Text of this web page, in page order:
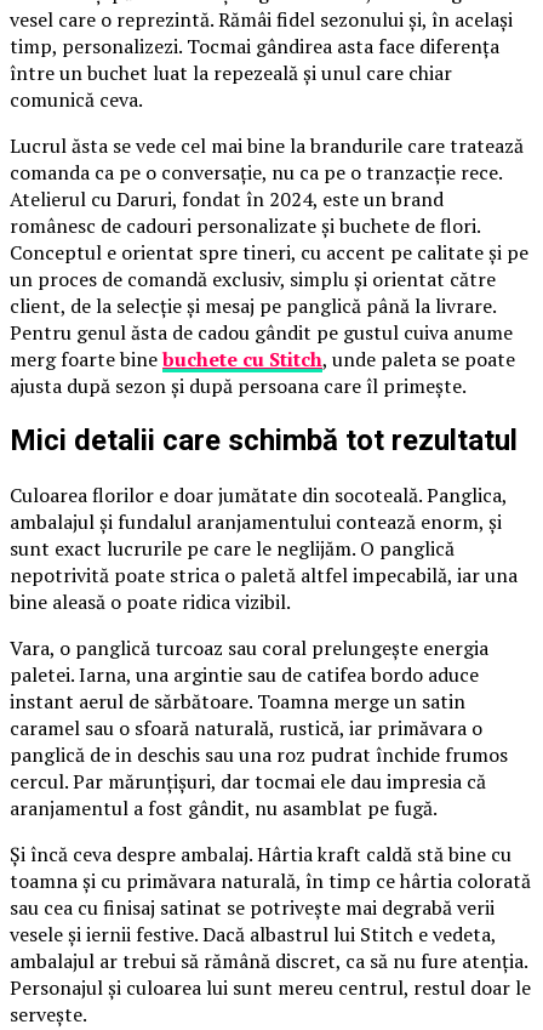
vesel care o reprezintă. Rămâi fidel sezonului și, în același
timp, personalizezi. Tocmai gândirea asta face diferența
între un buchet luat la repezeală și unul care chiar
comunică ceva.
Lucrul ăsta se vede cel mai bine la brandurile care tratează
comanda ca pe o conversație, nu ca pe o tranzacție rece.
Atelierul cu Daruri, fondat în 2024, este un brand
românesc de cadouri personalizate și buchete de flori.
Conceptul e orientat spre tineri, cu accent pe calitate și pe
un proces de comandă exclusiv, simplu și orientat către
client, de la selecție și mesaj pe panglică până la livrare.
Pentru genul ăsta de cadou gândit pe gustul cuiva anume
merg foarte binebuchete cu Stitch, unde paleta se poate
ajusta după sezon și după persoana care îl primește.
Mici detalii care schimbă tot rezultatul
Culoarea florilor e doar jumătate din socoteală. Panglica,
ambalajul și fundalul aranjamentului contează enorm, și
sunt exact lucrurile pe care le neglijăm. O panglică
nepotrivită poate strica o paletă altfel impecabilă, iar una
bine aleasă o poate ridica vizibil.
Vara, o panglică turcoaz sau coral prelungește energia
paletei. Iarna, una argintie sau de catifea bordo aduce
instant aerul de sărbătoare. Toamna merge un satin
caramel sau o sfoară naturală, rustică, iar primăvara o
panglică de in deschis sau una roz pudrat închide frumos
cercul. Par mărunțișuri, dar tocmai ele dau impresia că
aranjamentul a fost gândit, nu asamblat pe fugă.
Și încă ceva despre ambalaj. Hârtia kraft caldă stă bine cu
toamna și cu primăvara naturală, în timp ce hârtia colorată
sau cea cu finisaj satinat se potrivește mai degrabă verii
vesele și iernii festive. Dacă albastrul lui Stitch e vedeta,
ambalajul ar trebui să rămână discret, ca să nu fure atenția.
Personajul și culoarea lui sunt mereu centrul, restul doar le
servește.